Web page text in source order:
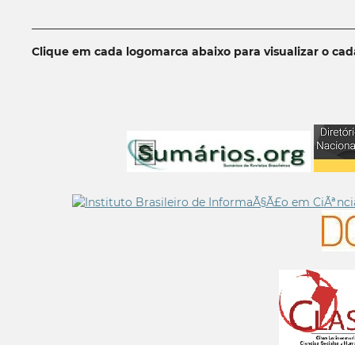
Clique em cada logomarca abaixo para visualizar o